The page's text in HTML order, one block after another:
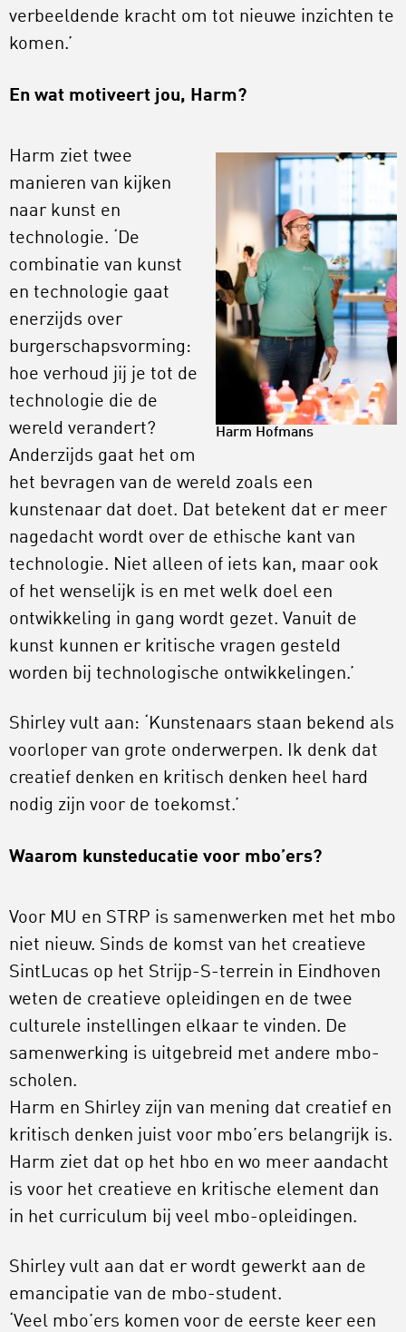
verbeeldende kracht om tot nieuwe inzichten te
komen.’
En wat motiveert jou, Harm?
Harm Hofmans
Harm ziet twee
manieren van kijken
naar kunst en
technologie. ‘De
combinatie van kunst
en technologie gaat
enerzijds over
burgerschapsvorming:
hoe verhoud jij je tot de
technologie die de
wereld verandert?
Anderzijds gaat het om
het bevragen van de wereld zoals een
kunstenaar dat doet. Dat betekent dat er meer
nagedacht wordt over de ethische kant van
technologie. Niet alleen of iets kan, maar ook
of het wenselijk is en met welk doel een
ontwikkeling in gang wordt gezet. Vanuit de
kunst kunnen er kritische vragen gesteld
worden bij technologische ontwikkelingen.’
Shirley vult aan: ‘Kunstenaars staan bekend als
voorloper van grote onderwerpen. Ik denk dat
creatief denken en kritisch denken heel hard
nodig zijn voor de toekomst.’
Waarom kunsteducatie voor mbo’ers?
Voor MU en STRP is samenwerken met het mbo
niet nieuw. Sinds de komst van het creatieve
SintLucas op het Strijp-S-terrein in Eindhoven
weten de creatieve opleidingen en de twee
culturele instellingen elkaar te vinden. De
samenwerking is uitgebreid met andere mbo-
scholen.
Harm en Shirley zijn van mening dat creatief en
kritisch denken juist voor mbo’ers belangrijk is.
Harm ziet dat op het hbo en wo meer aandacht
is voor het creatieve en kritische element dan
in het curriculum bij veel mbo-opleidingen.
Shirley vult aan dat er wordt gewerkt aan de
emancipatie van de mbo-student.
‘Veel mbo’ers komen voor de eerste keer een